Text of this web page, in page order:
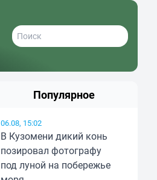
Популярное
06.08, 15:02
В Кузомени дикий конь
позировал фотографу
под луной на побережье